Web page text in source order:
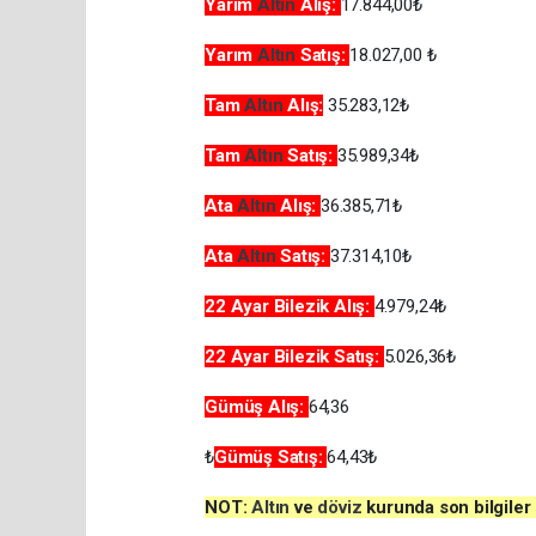
Yarım Altın Satış: 18.027,00 ₺
TamAltınAlış: 35.283,12₺
TamAltınSatış: 35.989,34₺
AtaAltınAlış:36.385,71₺
AtaAltınSatış: 37.314,10₺
22 Ayar Bilezik Alış: 4.979,24₺
22 Ayar BilezikSatış: 5.026,36₺
Gümüş Alış: 64,36
₺Gümüş Satış:64,43₺
NOT:Altınve döviz kurunda son bilgiler